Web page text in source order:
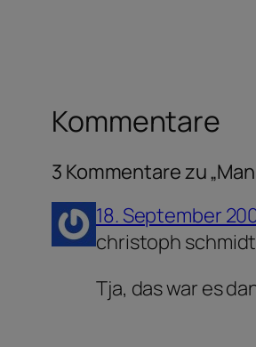
Kommentare
3 Kommentare zu
18. September
christoph schmidt
Tja, das war es